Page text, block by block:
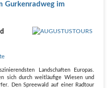
Gurkenradweg im
Landschaften Europas.
sich durch weitläufige Wiesen und
Den Spreewald auf einer Radtour